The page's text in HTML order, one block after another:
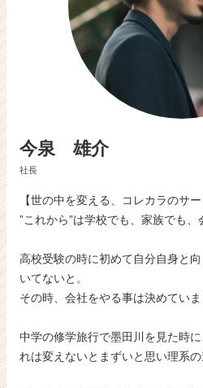
ア
（C
r）
今泉 雄介
社長
【世の中を変える、コレカラのサー
”これから”は学校でも、家族でも
高校受験の時に初めて自分自身と
いてないと。
その時、会社をやる事は決めていま
中学の修学旅行で墨田川を見た時
れは変えないとまずいと思い理系の